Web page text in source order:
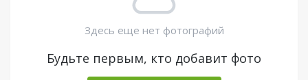
Здесь еще нет фотографий
Будьте первым, кто добавит фото